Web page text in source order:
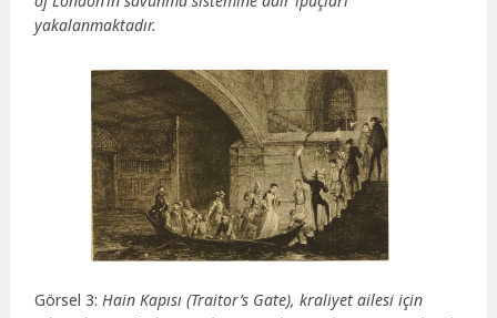
yakalanmaktadır.
Görsel 3: Hain Kapısı (Traitor’s Gate), kraliyet ailesi için